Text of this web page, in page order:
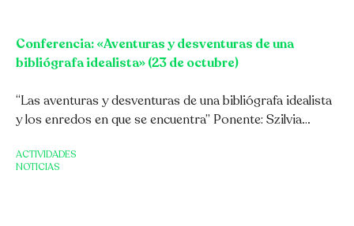
Conferencia: «Aventuras y desventuras de una
bibliógrafa idealista» (23 de octubre)
“Las aventuras y desventuras de una bibliógrafa idealista
y los enredos en que se encuentra” Ponente: Szilvia…
ACTIVIDADES
NOTICIAS